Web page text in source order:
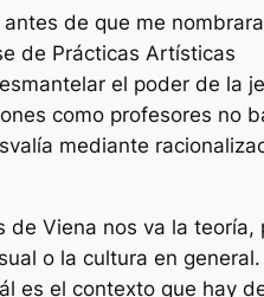
de que me
de Prácticas Artísticas
el poder de la
como profesores no
mediante
Viena nos va la teoría,
o la cultura en general.
es el contexto que hay